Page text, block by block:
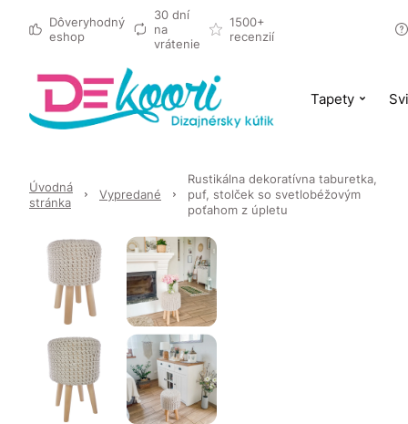
Dôveryhodný
eshop
30 dní
na
vrátenie
1500+
recenzií
Tapety
Úvodná
stránka
Vypredané
Rustikálna dekoratívna taburetka,
puf, stolček so svetlobéžovým
poťahom z úpletu